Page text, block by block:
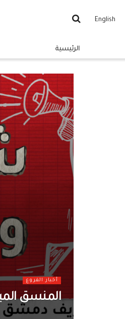
English
الرئيسية
أخبار الفروع
المنسق